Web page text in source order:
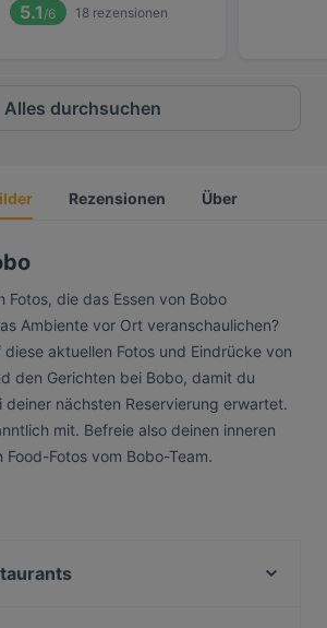
5.1 /6 18 rezensionen
Alles durchsuchen
Rezensionen Über
Fotos, die das Essen von Bobo
Ambiente vor Ort veranschaulichen?
aktuellen Fotos und Eindrücke von
den Gerichten bei Bobo, damit du
nächsten Reservierung erwartet.
mit. Befreie also deinen inneren
Food-Fotos vom Bobo-Team.